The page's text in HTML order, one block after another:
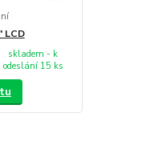
LCD
skladem - k
odeslání 15 ks